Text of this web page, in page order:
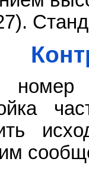
номер